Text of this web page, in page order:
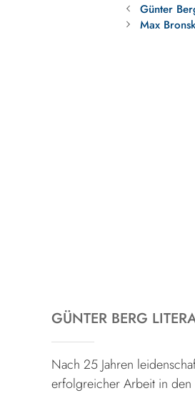
Günter
Max
GÜNTER BERG
Nach 25 Jahren
erfolgreicher Arbeit in den